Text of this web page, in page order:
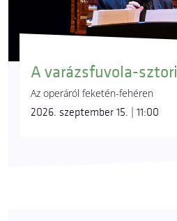
A varázsfuvola-sztori
Az operáról feketén-fehéren
2026. szeptember 15. | 11:00